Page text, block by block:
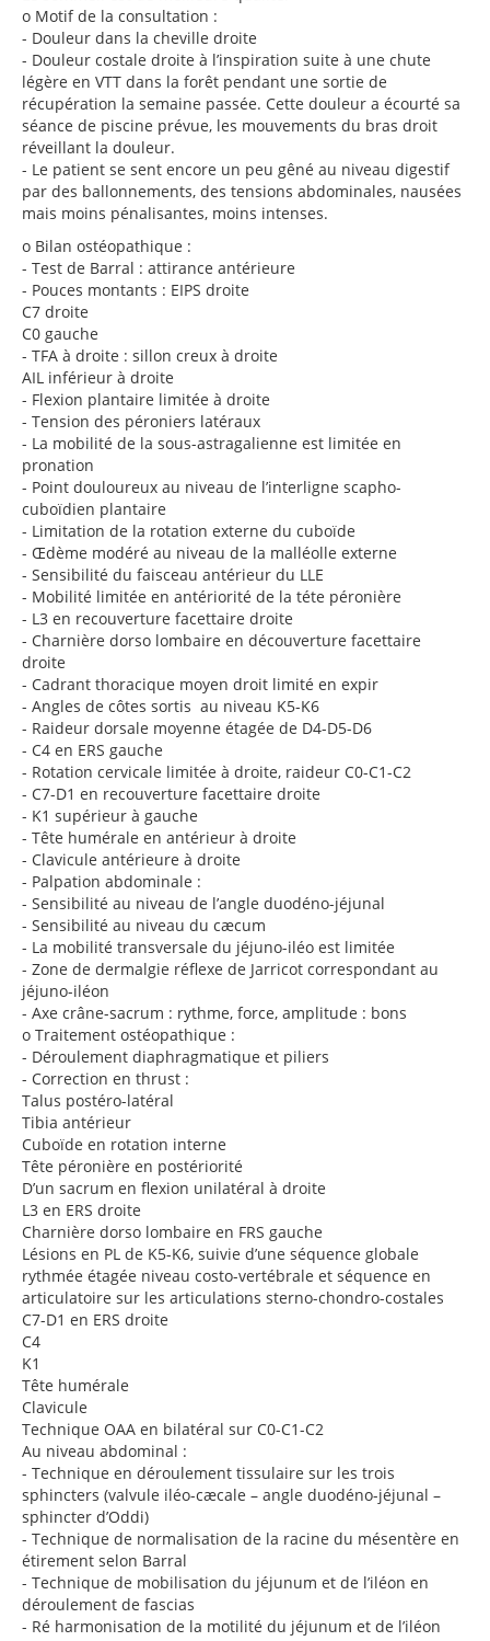
o Motif de la consultation :
- Douleur dans la cheville droite
- Douleur costale droite à l’inspiration suite à une chute
légère en VTT dans la forêt pendant une sortie de
récupération la semaine passée. Cette douleur a écourté sa
séance de piscine prévue, les mouvements du bras droit
réveillant la douleur.
- Le patient se sent encore un peu gêné au niveau digestif
par des ballonnements, des tensions abdominales, nausées
mais moins pénalisantes, moins intenses.
o Bilan ostéopathique :
- Test de Barral : attirance antérieure
- Pouces montants : EIPS droite
C7 droite
C0 gauche
- TFA à droite : sillon creux à droite
AIL inférieur à droite
- Flexion plantaire limitée à droite
- Tension des péroniers latéraux
- La mobilité de la sous-astragalienne est limitée en
pronation
- Point douloureux au niveau de l’interligne scapho-
cuboïdien plantaire
- Limitation de la rotation externe du cuboïde
- Œdème modéré au niveau de la malléolle externe
- Sensibilité du faisceau antérieur du LLE
- Mobilité limitée en antériorité de la téte péronière
- L3 en recouverture facettaire droite
- Charnière dorso lombaire en découverture facettaire
droite
- Cadrant thoracique moyen droit limité en expir
- Angles de côtes sortis au niveau K5-K6
- Raideur dorsale moyenne étagée de D4-D5-D6
- C4 en ERS gauche
- Rotation cervicale limitée à droite, raideur C0-C1-C2
- C7-D1 en recouverture facettaire droite
- K1 supérieur à gauche
- Tête humérale en antérieur à droite
- Clavicule antérieure à droite
- Palpation abdominale :
- Sensibilité au niveau de l’angle duodéno-jéjunal
- Sensibilité au niveau du cæcum
- La mobilité transversale du jéjuno-iléo est limitée
- Zone de dermalgie réflexe de Jarricot correspondant au
jéjuno-iléon
- Axe crâne-sacrum : rythme, force, amplitude : bons
o Traitement ostéopathique :
- Déroulement diaphragmatique et piliers
- Correction en thrust :
Talus postéro-latéral
Tibia antérieur
Cuboïde en rotation interne
Tête péronière en postériorité
D’un sacrum en flexion unilatéral à droite
L3 en ERS droite
Charnière dorso lombaire en FRS gauche
Lésions en PL de K5-K6, suivie d’une séquence globale
rythmée étagée niveau costo-vertébrale et séquence en
articulatoire sur les articulations sterno-chondro-costales
C7-D1 en ERS droite
C4
K1
Tête humérale
Clavicule
Technique OAA en bilatéral sur C0-C1-C2
Au niveau abdominal :
- Technique en déroulement tissulaire sur les trois
sphincters (valvule iléo-cæcale – angle duodéno-jéjunal –
sphincter d’Oddi)
- Technique de normalisation de la racine du mésentère en
étirement selon Barral
- Technique de mobilisation du jéjunum et de l’iléon en
déroulement de fascias
- Ré harmonisation de la motilité du jéjunum et de l’iléon